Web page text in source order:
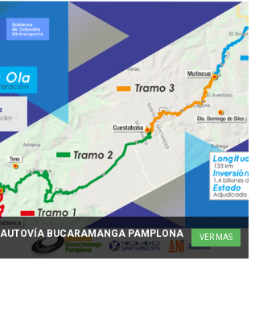
VER MAS
AUTOVÍA BUCARAMANGA PAMPLONA